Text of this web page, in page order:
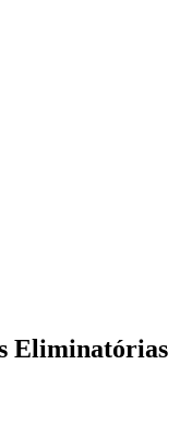
Eliminatórias